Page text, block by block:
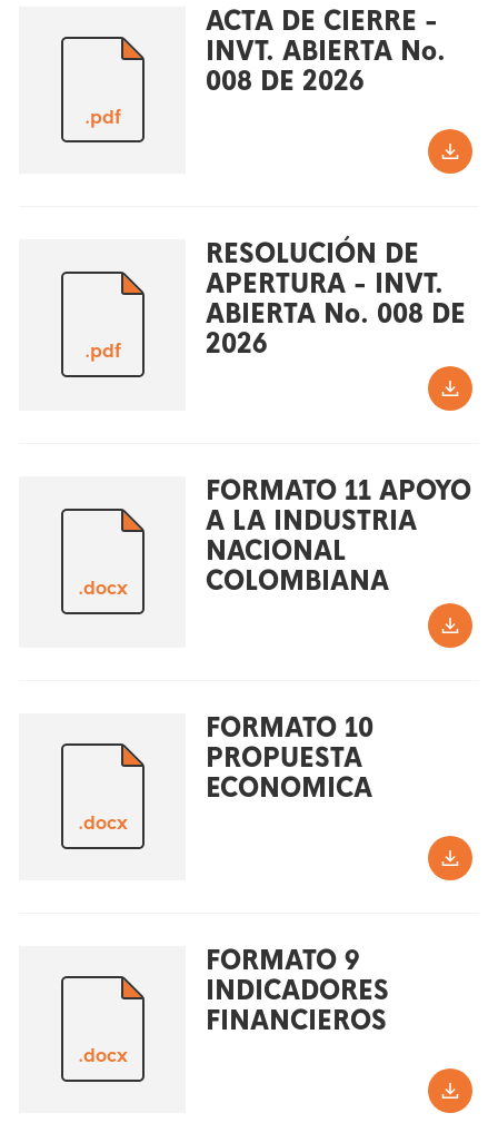
.pdf
ACTA DE CIERRE -
INVT. ABIERTA No.
008 DE 2026
.pdf
RESOLUCIÓN DE
APERTURA - INVT.
ABIERTA No. 008 DE
2026
.docx
FORMATO 11 APOYO
A LA INDUSTRIA
NACIONAL
COLOMBIANA
.docx
FORMATO 10
PROPUESTA
ECONOMICA
.docx
FORMATO 9
INDICADORES
FINANCIEROS